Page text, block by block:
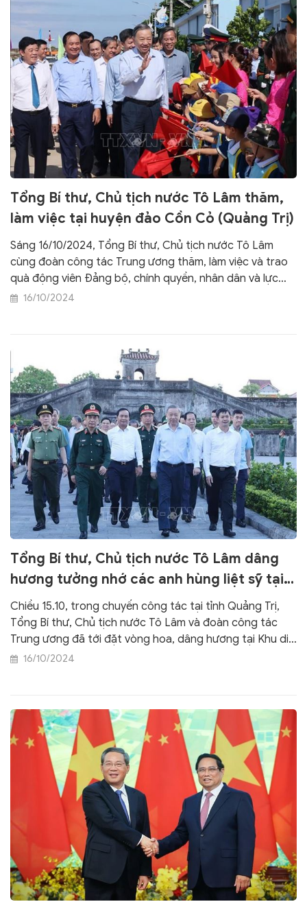
Tổng Bí thư, Chủ tịch nước Tô Lâm thăm,
làm việc tại huyện đảo Cồn Cỏ (Quảng Trị)
Sáng 16/10/2024, Tổng Bí thư, Chủ tịch nước Tô Lâm
cùng đoàn công tác Trung ương thăm, làm việc và trao
quà động viên Đảng bộ, chính quyền, nhân dân và lực
lượng vũ trang huyện đảo Cồn Cỏ, tỉnh Quảng Trị.
16/10/2024
Tổng Bí thư, Chủ tịch nước Tô Lâm dâng
hương tưởng nhớ các anh hùng liệt sỹ tại
Quảng Trị
Chiều 15.10, trong chuyến công tác tại tỉnh Quảng Trị,
Tổng Bí thư, Chủ tịch nước Tô Lâm và đoàn công tác
Trung ương đã tới đặt vòng hoa, dâng hương tại Khu di
tích đặc biệt Thành cổ Quảng Trị; Khu lưu niệm Tổng Bí
16/10/2024